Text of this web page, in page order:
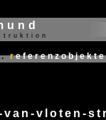
. referenzobjekte
vloten-